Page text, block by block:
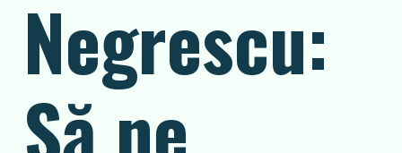
Negrescu:
Să ne